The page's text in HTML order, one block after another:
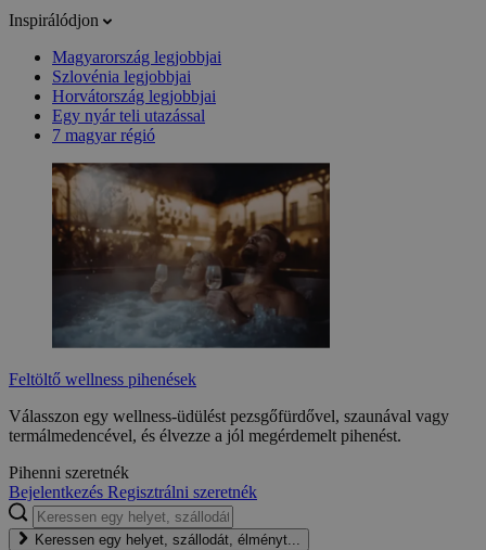
Inspirálódjon
Magyarország legjobbjai
Szlovénia legjobbjai
Horvátország legjobbjai
Egy nyár teli utazással
7 magyar régió
Feltöltő wellness pihenések
Válasszon egy wellness-üdülést pezsgőfürdővel, szaunával vagy
termálmedencével, és élvezze a jól megérdemelt pihenést.
Pihenni szeretnék
Bejelentkezés Regisztrálni szeretnék
Keressen egy helyet, szállodát, élményt...